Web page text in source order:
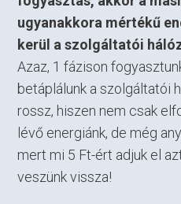
ugyanakkora mértékű
kerül a szolgáltatói
Azaz, 1 fázison
betáplálunk a szolgáltatói
rossz, hiszen nem csak
lévő energiánk, de még
mert mi 5 Ft-ért adjuk el
veszünk vissza!